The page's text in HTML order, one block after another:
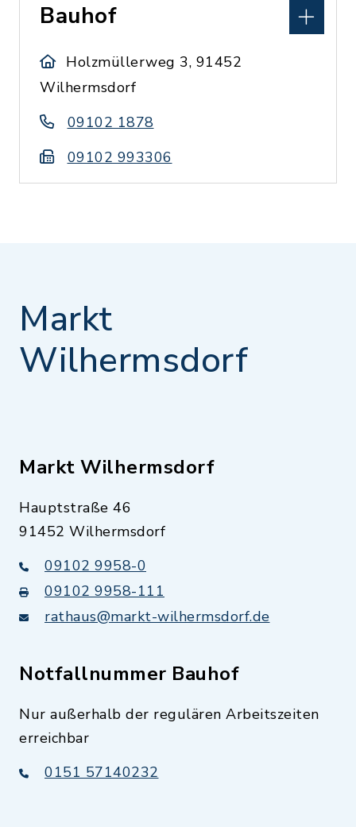
Bauhof
Holzmüllerweg 3, 91452
Wilhermsdorf
09102 1878
09102 993306
Markt
Wilhermsdorf
Markt Wilhermsdorf
Hauptstraße 46
91452 Wilhermsdorf
09102 9958-0
09102 9958-111
rathaus@markt-wilhermsdorf.de
Notfallnummer Bauhof
Nur außerhalb der regulären Arbeitszeiten
erreichbar
0151 57140232